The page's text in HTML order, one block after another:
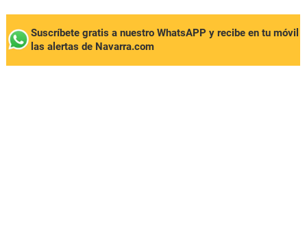
Suscríbete gratis a nuestro WhatsAPP y recibe en tu móvil
las alertas de Navarra.com